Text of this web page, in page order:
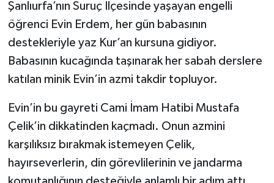
Şanlıurfa’nın Suruç İlçesinde yaşayan engelli
öğrenci Evin Erdem, her gün babasının
destekleriyle yaz Kur’an kursuna gidiyor.
Babasının kucağında taşınarak her sabah derslere
katılan minik Evin’in azmi takdir topluyor.
Evin’in bu gayreti Cami İmam Hatibi Mustafa
Çelik’in dikkatinden kaçmadı. Onun azmini
karşılıksız bırakmak istemeyen Çelik,
hayırseverlerin, din görevlilerinin ve jandarma